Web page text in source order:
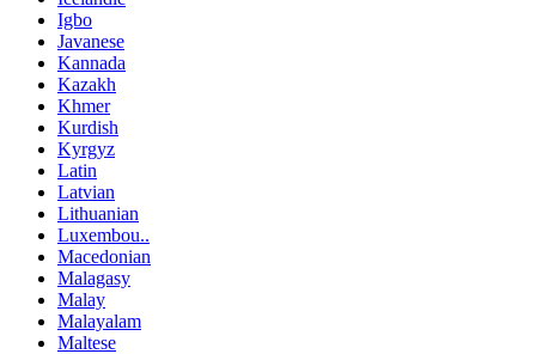
Igbo
Javanese
Kannada
Kazakh
Khmer
Kurdish
Kyrgyz
Latin
Latvian
Lithuanian
Luxembou..
Macedonian
Malagasy
Malay
Malayalam
Maltese